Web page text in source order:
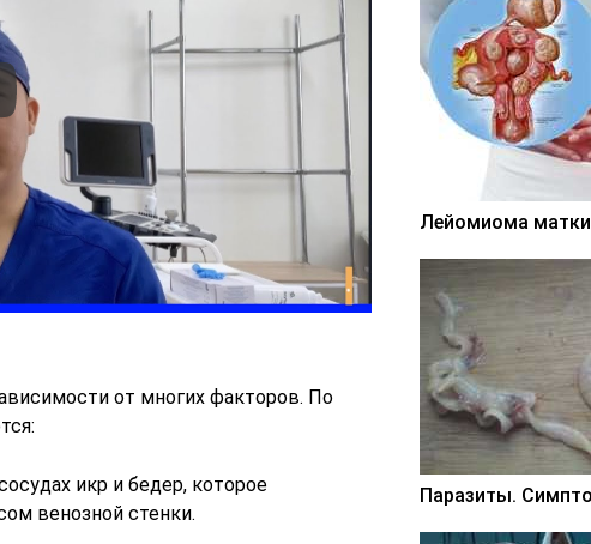
от многих факторов. По
икр и бедер, которое
венозной стенки.
Лейомиома
Паразиты.